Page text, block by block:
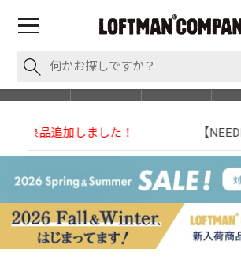
【NEEDLESの別注】50周年 H.D.